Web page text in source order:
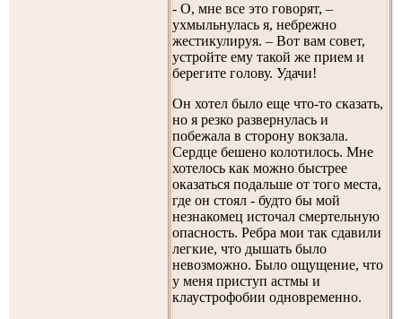
- О, мне все это говорят, –
ухмыльнулась я, небрежно
жестикулируя. – Вот вам совет,
устройте ему такой же прием и
берегите голову. Удачи!
Он хотел было еще что-то сказать,
но я резко развернулась и
побежала в сторону вокзала.
Сердце бешено колотилось. Мне
хотелось как можно быстрее
оказаться подальше от того места,
где он стоял - будто бы мой
незнакомец источал смертельную
опасность. Ребра мои так сдавили
легкие, что дышать было
невозможно. Было ощущение, что
у меня приступ астмы и
клаустрофобии одновременно.